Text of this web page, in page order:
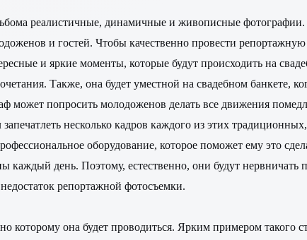
реалистичные, динамичные и живописные
и гостей. Чтобы качественно провести
и яркие моменты, которые будут происходить на
Также, она будет уместной на свадебном банкете,
может попросить молодоженов делать все движения
несколько кадров каждого из этих
оборудование, которое поможет ему это
день. Поэтому, естественно, они будут нервничать
репортажной фотосъемки.
которому она будет проводиться. Ярким примером такого